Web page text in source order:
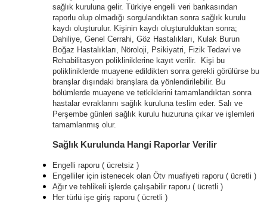
sağlık kuruluna gelir. Türkiye engelli veri bankasından
raporlu olup olmadığı sorgulandıktan sonra sağlık kurulu
kaydı oluşturulur. Kişinin kaydı oluşturulduktan sonra;
Dahiliye, Genel Cerrahi, Göz Hastalıkları, Kulak Burun
Boğaz Hastalıkları, Nöroloji, Psikiyatri, Fizik Tedavi ve
Rehabilitasyon polikliniklerine kayıt verilir. Kişi bu
polikliniklerde muayene edildikten sonra gerekli görülürse bu
branşlar dışındaki branşlara da yönlendirilebilir. Bu
bölümlerde muayene ve tetkiklerini tamamlandıktan sonra
hastalar evraklarını sağlık kuruluna teslim eder. Salı ve
Perşembe günleri sağlık kurulu huzuruna çıkar ve işlemleri
tamamlanmış olur.
Sağlık Kurulunda Hangi Raporlar Verilir
Engelli raporu ( ücretsiz )
Engelliler için istenecek olan Ötv muafiyeti raporu ( ücretli )
Ağır ve tehlikeli işlerde çalışabilir raporu ( ücretli )
Her türlü işe giriş raporu ( ücretli )